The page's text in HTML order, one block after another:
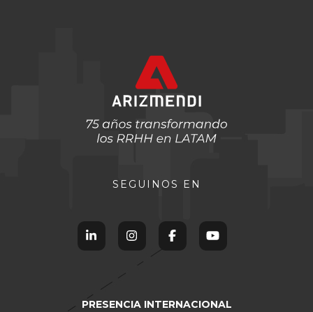
SEGUINOS EN
PRESENCIA INTERNACIONAL